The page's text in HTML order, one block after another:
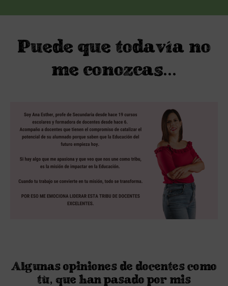
Puede que todavía no
me conozcas...
Algunas opiniones de docentes como
tú, que han pasado por mis